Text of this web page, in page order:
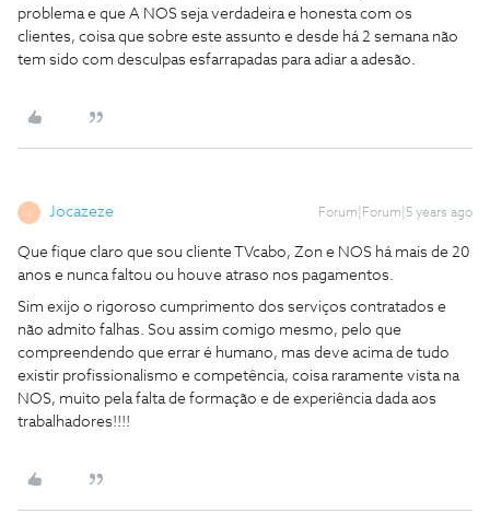
problema e que A NOS seja verdadeira e honesta com os
clientes, coisa que sobre este assunto e desde há 2 semana não
tem sido com desculpas esfarrapadas para adiar a adesão.
Jocazeze Forum|Forum|5 years ago
Que fique claro que sou cliente TVcabo, Zon e NOS há mais de 20
anos e nunca faltou ou houve atraso nos pagamentos.
Sim exijo o rigoroso cumprimento dos serviços contratados e
não admito falhas. Sou assim comigo mesmo, pelo que
compreendendo que errar é humano, mas deve acima de tudo
existir profissionalismo e competência, coisa raramente vista na
NOS, muito pela falta de formação e de experiência dada aos
trabalhadores!!!!